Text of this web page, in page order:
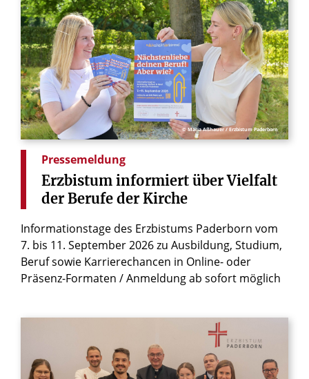
© Maria Aßhauer / Erzbistum Paderborn
Pressemeldung
Erzbistum informiert über Vielfalt
der Berufe der Kirche
Informationstage des Erzbistums Paderborn vom
7. bis 11. September 2026 zu Ausbildung, Studium,
Beruf sowie Karrierechancen in Online- oder
Präsenz-Formaten / Anmeldung ab sofort möglich